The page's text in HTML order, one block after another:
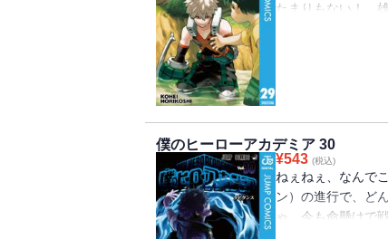
たまりもない！
が!? い・い・か
僕のヒーローアカデミア 30
¥543 (税込)
ねぇねぇ、なんで
ン）の進行で、ど
ゃ…今も命懸けで